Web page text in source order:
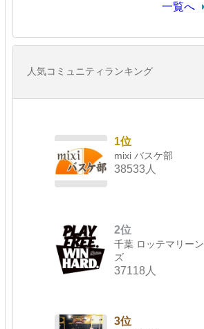
一覧へ
人気コミュニティランキング
1位
mixi バスケ部
38533人
2位
千葉 ロッテマリーン
ズ
37118人
3位